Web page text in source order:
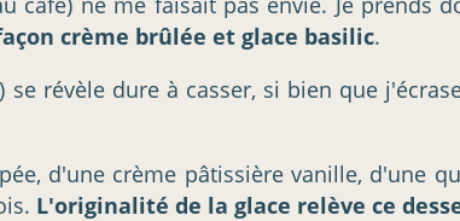
crème brûlée et glace basilic.
se révèle dure à casser, si bien que
d'une crème pâtissière vanille, d'une
L'originalité de la glace relève ce